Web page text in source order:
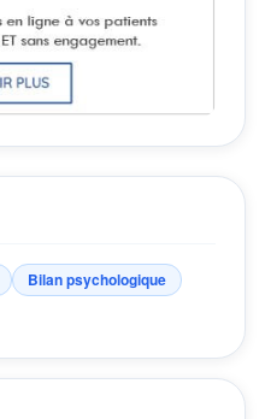
Bilan psychologique